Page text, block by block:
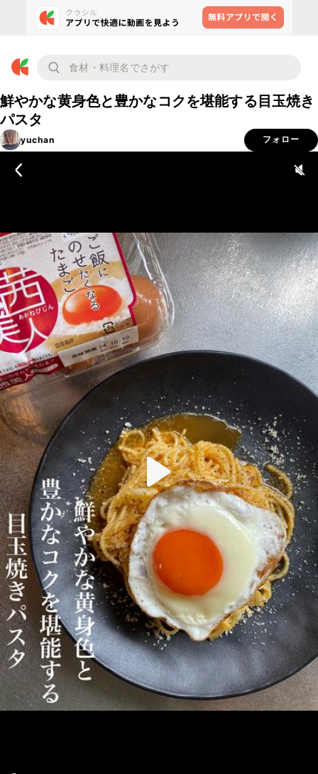
鮮やかな黄身色と豊かなコクを堪能する目玉焼き
パスタ
yuchan フォロー